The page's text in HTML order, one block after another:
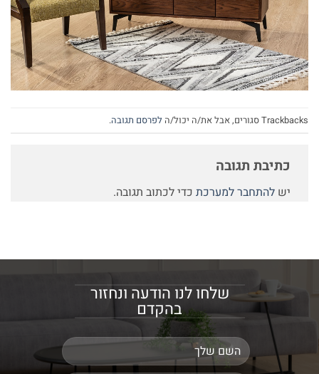
Trackbacks סגורים, אבל את/ה יכול/ה לפרסם תגובה.
כתיבת תגובה
יש להתחבר למערכת כדי לכתוב תגובה.
שלחו לנו הודעה ונחזור
בהקדם